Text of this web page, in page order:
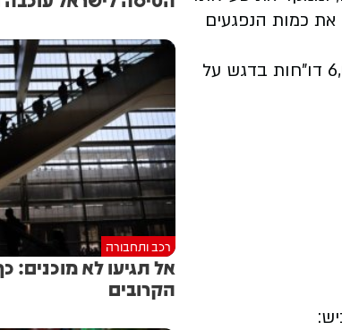
את כמות הנפגעים
בתוך כך, מניתוח נתוני האכיפה עולה כי במהלך השבוע נרשמו בסה"כ כ-6,000 דו"חות בדגש על
רכב ותחבורה
אל תגיעו לא מוכנים:
הקרובים